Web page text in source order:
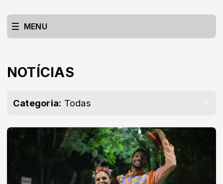
MENU
NOTÍCIAS
Categoria: Todas